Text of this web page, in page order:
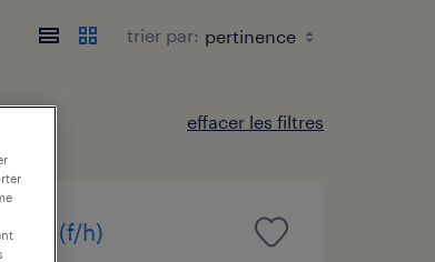
trier par:
effacer les filtres
(f/h)